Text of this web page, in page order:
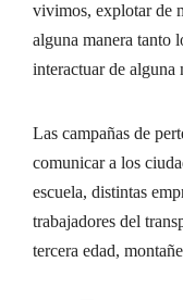
vivimos, explotar de
alguna manera tanto
interactuar de alguna
Las campañas de
comunicar a los
escuela, distintas
trabajadores del
tercera edad,